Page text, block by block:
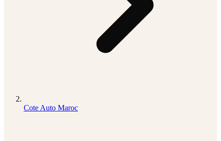
Cote Auto Maroc